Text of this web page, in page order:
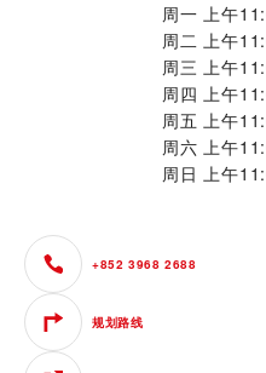
周一 上午
周二 上午
周三 上午
周四 上午
周五 上午
周六 上午
周日 上午
+852 3968 2688
规划路线